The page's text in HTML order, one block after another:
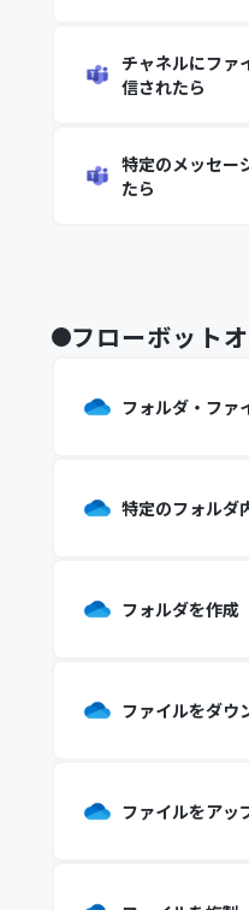
チャネルにファ
信されたら
特定のメッセー
たら
フローボット
フォルダ・ファ
特定のフォルダ
フォルダを作成
ファイルをダウ
ファイルをアッ